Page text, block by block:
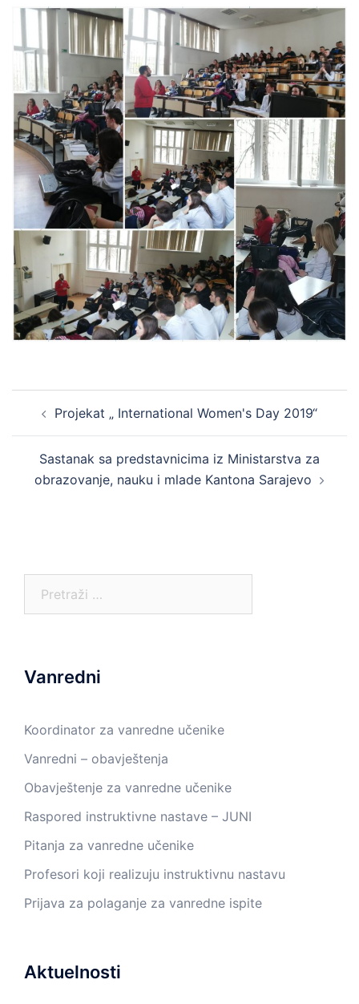
navigation
Projekat „ International Women's Day 2019“
Sastanak sa predstavnicima iz Ministarstva za
obrazovanje, nauku i mlade Kantona Sarajevo
Vanredni
Koordinator za vanredne učenike
Vanredni – obavještenja
Obavještenje za vanredne učenike
Raspored instruktivne nastave – JUNI
Pitanja za vanredne učenike
Profesori koji realizuju instruktivnu nastavu
Prijava za polaganje za vanredne ispite
Aktuelnosti